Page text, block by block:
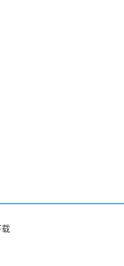
载